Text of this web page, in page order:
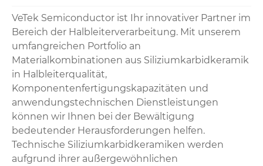
VeTek Semiconductor ist Ihr innovativer Partner im
Bereich der Halbleiterverarbeitung. Mit unserem
umfangreichen Portfolio an
Materialkombinationen aus Siliziumkarbidkeramik
in Halbleiterqualität,
Komponentenfertigungskapazitäten und
anwendungstechnischen Dienstleistungen
können wir Ihnen bei der Bewältigung
bedeutender Herausforderungen helfen.
Technische Siliziumkarbidkeramiken werden
aufgrund ihrer außergewöhnlichen